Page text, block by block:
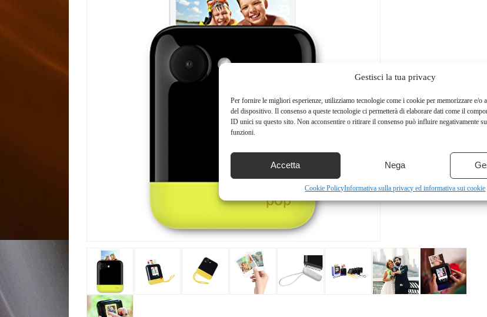
Gestisci la tua privacy
Per fornire le migliori esperienze, utilizziamo tecnologie come i cookie per memorizzare e/o
del dispositivo. Il consenso a queste tecnologie ci permetterà di elaborare dati come il
ID unici su questo sito. Non acconsentire o ritirare il consenso può influire negativamente
funzioni.
Accetta Nega
Cookie PolicyInformativa sulla privacy ed informativa sui cookie